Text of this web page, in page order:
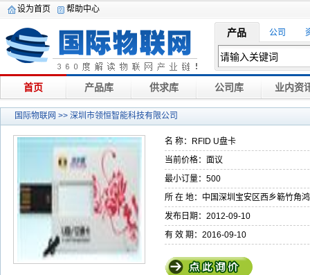
设为首页 帮助中心
产品 公司
首页 产品库 供求库 公司库 业内资
国际物联网 >> 深圳市领恒智能科技有限公司
名 称：RFID U盘卡
当前价格：面议
最小订量：500
所 在 地：中国深圳宝安区西乡簕竹角
发布日期：2012-09-10
有 效 期：2016-09-10